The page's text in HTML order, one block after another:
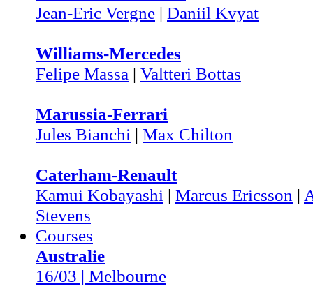
Jean-Eric Vergne | Daniil Kvyat
Williams-Mercedes
Felipe Massa | Valtteri Bottas
Marussia-Ferrari
Jules Bianchi | Max Chilton
Caterham-Renault
Kamui Kobayashi | Marcus Ericsson |
Stevens
Courses
Australie
16/03 | Melbourne